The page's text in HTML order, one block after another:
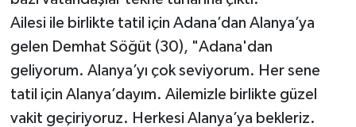
Ailesi ile birlikte tatil için Adana’dan Alanya’ya
gelen Demhat Söğüt (30), "Adana'dan
geliyorum. Alanya’yı çok seviyorum. Her sene
tatil için Alanya’dayım. Ailemizle birlikte güzel
vakit geçiriyoruz. Herkesi Alanya’ya bekleriz.